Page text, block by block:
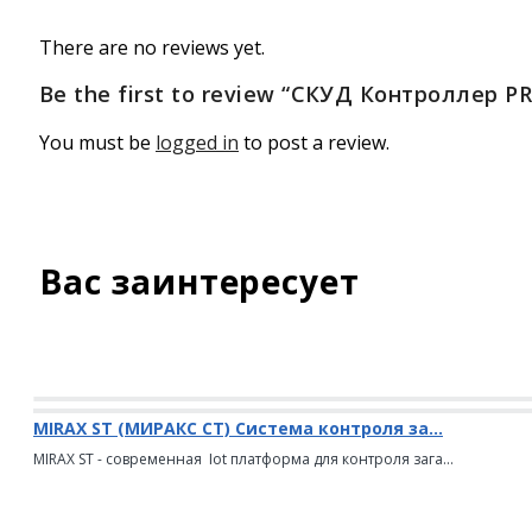
There are no reviews yet.
Be the first to review “СКУД Контроллер
You must be logged in to post a review.
Вас заинтересует
MIRAX ST (МИРАКС СТ) Система контроля за...
MIRAX ST - современная Iot платформа для контроля зага...